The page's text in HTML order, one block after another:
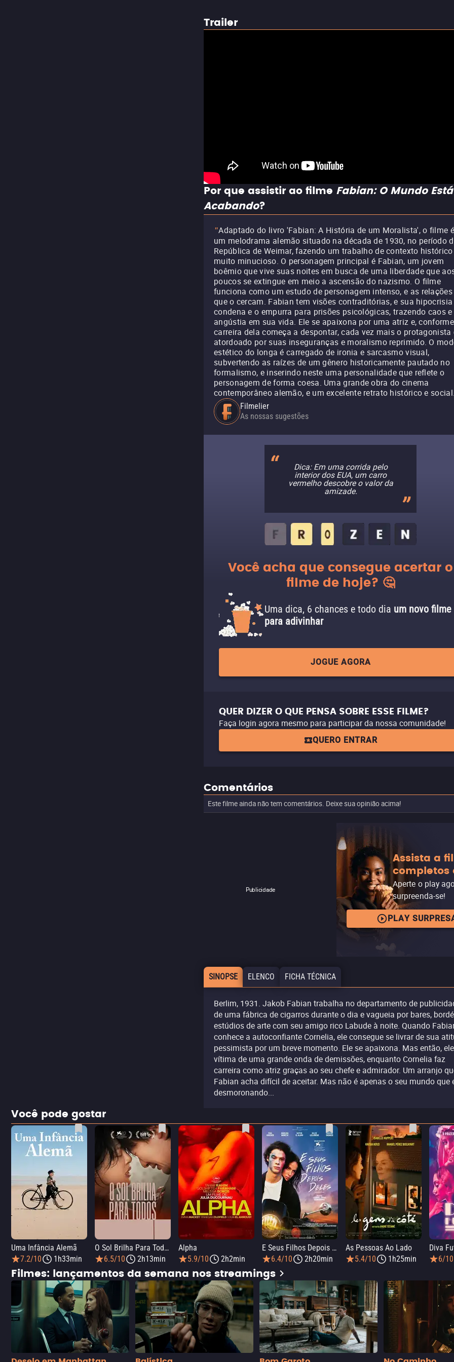
Trailer
Por que assistir ao filme Fabian: O Mundo Está
Acabando?
"Adaptado do livro 'Fabian: A História de um Moralista', o filme é
um melodrama alemão situado na década de 1930, no período
República de Weimar, fazendo um trabalho de contexto histórico
muito minucioso. O personagem principal é Fabian, um jovem
boêmio que vive suas noites em busca de uma liberdade que
poucos se extingue em meio a ascensão do nazismo. O filme
funciona como um estudo de personagem intenso, e as relações
que o cercam. Fabian tem visões contraditórias, e sua hipocrisia
condena e o empurra para prisões psicológicas, trazendo caos e
angústia em sua vida. Ele se apaixona por uma atriz e,
carreira dela começa a despontar, cada vez mais o protagonista
atordoado por suas inseguranças e moralismo reprimido. O
estético do longa é carregado de ironia e sarcasmo visual,
subvertendo as raízes de um gênero historicamente pautado no
formalismo, e inserindo neste uma personalidade que reflete o
personagem de forma coesa. Uma grande obra do cinema
contemporâneo alemão, e um excelente retrato histórico e social.
Filmelier
As nossas sugestões
Dica: Em uma corrida pelo
interior dos EUA, um carro
vermelho descobre o valor da
amizade.
Você acha que consegue acertar o
filme de hoje? 🤔
Uma dica, 6 chances e todo dia um novo filme
para adivinhar
JOGUE AGORA
QUER DIZER O QUE PENSA SOBRE ESSE FILME?
Faça login agora mesmo para participar da nossa comunidade!
QUERO ENTRAR
Comentários
Este filme ainda não tem comentários. Deixe sua opinião acima!
Publicidade
Assista a
completos
Aperte o play
surpreenda-se!
PLAY
SINOPSE ELENCO FICHA TÉCNICA
Berlim, 1931. Jakob Fabian trabalha no departamento de
de uma fábrica de cigarros durante o dia e vagueia por bares,
estúdios de arte com seu amigo rico Labude à noite. Quando
conhece a autoconfiante Cornelia, ele consegue se livrar de sua
pessimista por um breve momento. Ele se apaixona. Mas então,
vítima de uma grande onda de demissões, enquanto Cornelia faz
carreira como atriz graças ao seu chefe e admirador. Um arranjo
Fabian acha difícil de aceitar. Mas não é apenas o seu mundo que
desmoronando...
Você pode gostar
Uma Infância Alemã
7.2/10
1h33min
O Sol Brilha Para Todos
6.5/10
2h13min
Alpha
5.9/10
2h2min
E Seus Filhos Depois Deles
6.4/10
2h20min
As Pessoas Ao Lado
5.4/10
1h25min
Diva
6/10
Filmes: lançamentos da semana nos streamings